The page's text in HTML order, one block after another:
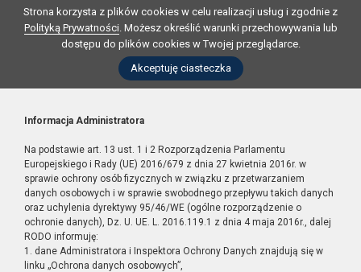
Strona korzysta z plików cookies w celu realizacji usług i zgodnie z
Polityką Prywatności. Możesz określić warunki przechowywania lub
dostępu do plików cookies w Twojej przeglądarce.
Akceptuję ciasteczka
Informacja Administratora
Na podstawie art. 13 ust. 1 i 2 Rozporządzenia Parlamentu
Europejskiego i Rady (UE) 2016/679 z dnia 27 kwietnia 2016r. w
sprawie ochrony osób fizycznych w związku z przetwarzaniem
danych osobowych i w sprawie swobodnego przepływu takich danych
oraz uchylenia dyrektywy 95/46/WE (ogólne rozporządzenie o
ochronie danych), Dz. U. UE. L. 2016.119.1 z dnia 4 maja 2016r., dalej
RODO informuję:
1. dane Administratora i Inspektora Ochrony Danych znajdują się w
linku „Ochrona danych osobowych”,